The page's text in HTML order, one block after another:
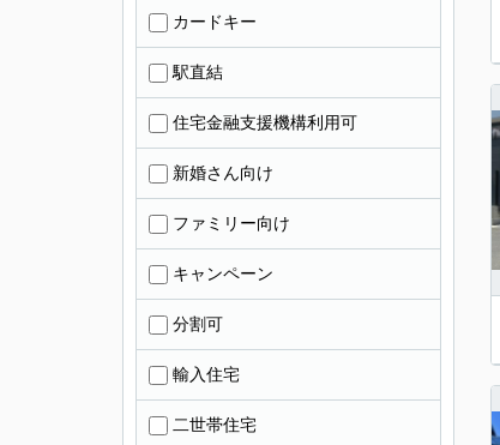
カードキー
駅直結
住宅金融支援機構利用可
新婚さん向け
ファミリー向け
キャンペーン
分割可
輸入住宅
二世帯住宅